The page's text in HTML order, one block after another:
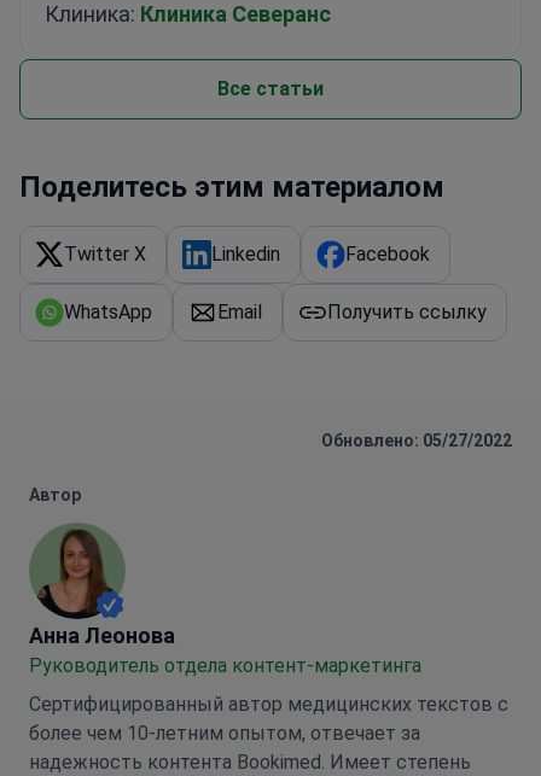
Клиника: Клиника Северанс
Все статьи
Поделитесь этим материалом
Twitter X Linkedin Facebook
WhatsApp Email Получить ссылку
Обновлено: 05/27/2022
Автор
Анна Леонова
Анна Леонова
Руководитель отдела контент-маркетинга
Сертифицированный автор медицинских текстов с
более чем 10-летним опытом, отвечает за
надежность контента Bookimed. Имеет степень